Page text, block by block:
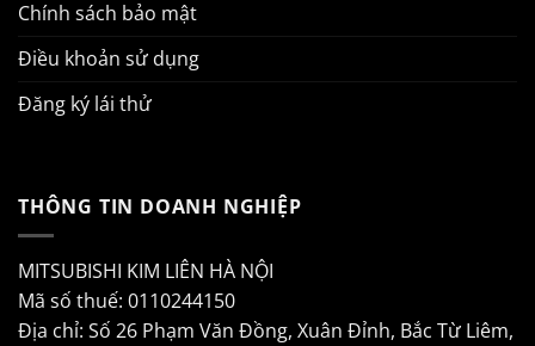
Chính sách bảo mật
Điều khoản sử dụng
Đăng ký lái thử
THÔNG TIN DOANH NGHIỆP
MITSUBISHI KIM LIÊN HÀ NỘI
Mã số thuế: 0110244150
Địa chỉ: Số 26 Phạm Văn Đồng, Xuân Đỉnh, Bắc Từ Liêm,